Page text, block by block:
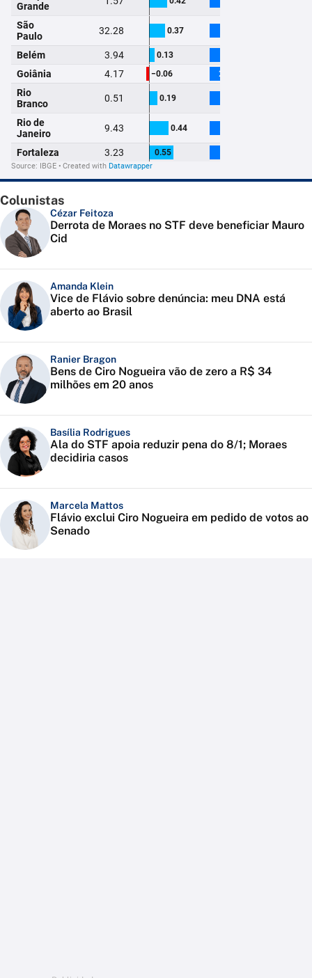
Colunistas
Cézar Feitoza
Derrota de Moraes no STF deve beneficiar Mauro
Cid
Amanda Klein
Vice de Flávio sobre denúncia: meu DNA está
aberto ao Brasil
Ranier Bragon
Bens de Ciro Nogueira vão de zero a R$ 34
milhões em 20 anos
Basília Rodrigues
Ala do STF apoia reduzir pena do 8/1; Moraes
decidiria casos
Marcela Mattos
Flávio exclui Ciro Nogueira em pedido de votos ao
Senado